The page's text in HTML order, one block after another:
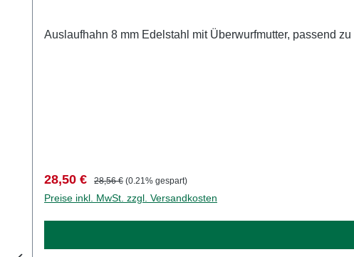
Auslaufhahn 8 mm Edelstahl mit Überwurfmutter, passend
Verkaufspreis:
28,50 € Regulärer Preis:
28,56 € (0.21% gespart)
Preise inkl. MwSt. zzgl. Versandkosten